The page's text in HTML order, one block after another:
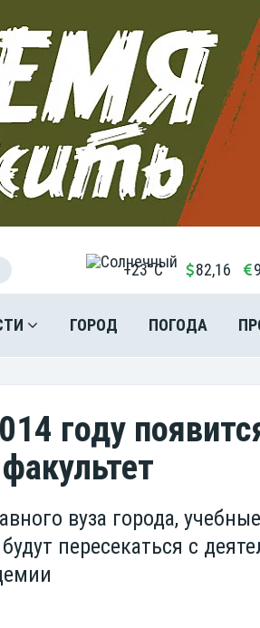
+23°C 82,16
ГОРОД ПОГОДА
году
вуза города,
пересекаться с